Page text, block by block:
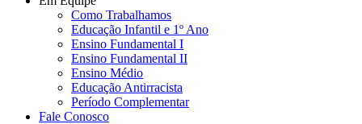
Como Trabalhamos
Educação Infantil e 1º Ano
Ensino Fundamental I
Ensino Fundamental II
Ensino Médio
Educação Antirracista
Período Complementar
Fale Conosco